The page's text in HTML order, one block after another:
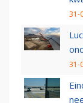
31-
31-